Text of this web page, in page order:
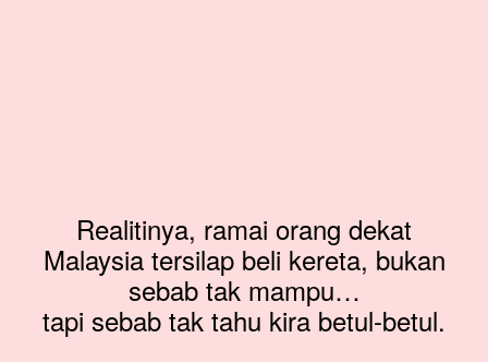
Realitinya, ramai orang dekat
Malaysia tersilap beli kereta, bukan
sebab tak mampu…
tapi sebab tak tahu kira betul-betul.